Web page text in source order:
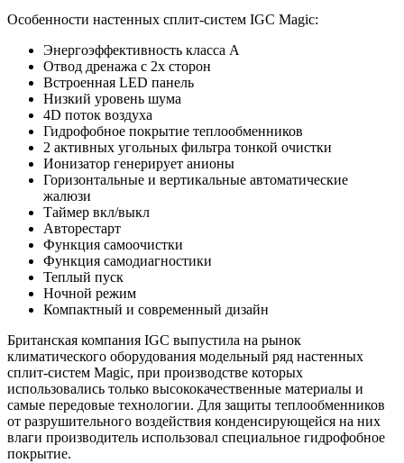
Особенности настенных сплит-систем IGC Magic:
Энергоэффективность класса А
Отвод дренажа с 2х сторон
Встроенная LED панель
Низкий уровень шума
4D поток воздуха
Гидрофобное покрытие теплообменников
2 активных угольных фильтра тонкой очистки
Ионизатор генерирует анионы
Горизонтальные и вертикальные автоматические
жалюзи
Таймер вкл/выкл
Авторестарт
Функция самоочистки
Функция самодиагностики
Теплый пуск
Ночной режим
Компактный и современный дизайн
Британская компания IGC выпустила на рынок
климатического оборудования модельный ряд настенных
сплит-систем Magic, при производстве которых
использовались только высококачественные материалы и
самые передовые технологии. Для защиты теплообменников
от разрушительного воздействия конденсирующейся на них
влаги производитель использовал специальное гидрофобное
покрытие.